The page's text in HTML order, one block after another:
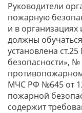
Руководители
пожарную
и в организациях
должны
установлена
безопасности»,
МЧС РФ №645 от
пожарной
содержит